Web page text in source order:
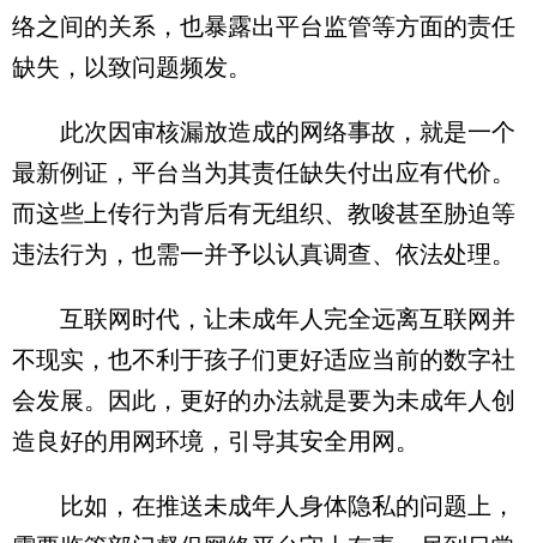
络之间的关系，也暴露出平台监管等方面的责任
缺失，以致问题频发。
此次因审核漏放造成的网络事故，就是一个
最新例证，平台当为其责任缺失付出应有代价。
而这些上传行为背后有无组织、教唆甚至胁迫等
违法行为，也需一并予以认真调查、依法处理。
互联网时代，让未成年人完全远离互联网并
不现实，也不利于孩子们更好适应当前的数字社
会发展。因此，更好的办法就是要为未成年人创
造良好的用网环境，引导其安全用网。
比如，在推送未成年人身体隐私的问题上，